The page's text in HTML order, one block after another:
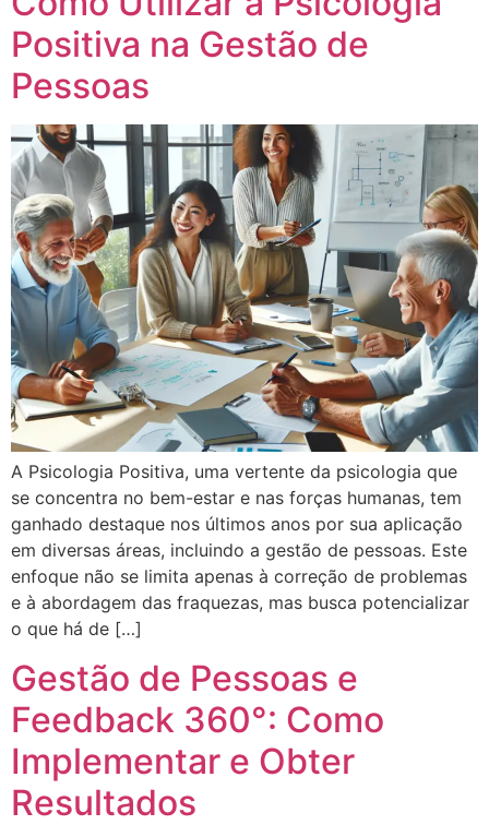
Positiva na Gestão de
Pessoas
A Psicologia Positiva, uma vertente da psicologia que
se concentra no bem-estar e nas forças humanas, tem
ganhado destaque nos últimos anos por sua aplicação
em diversas áreas, incluindo a gestão de pessoas. Este
enfoque não se limita apenas à correção de problemas
e à abordagem das fraquezas, mas busca potencializar
o que há de […]
Gestão de Pessoas e
Feedback 360°: Como
Implementar e Obter
Resultados